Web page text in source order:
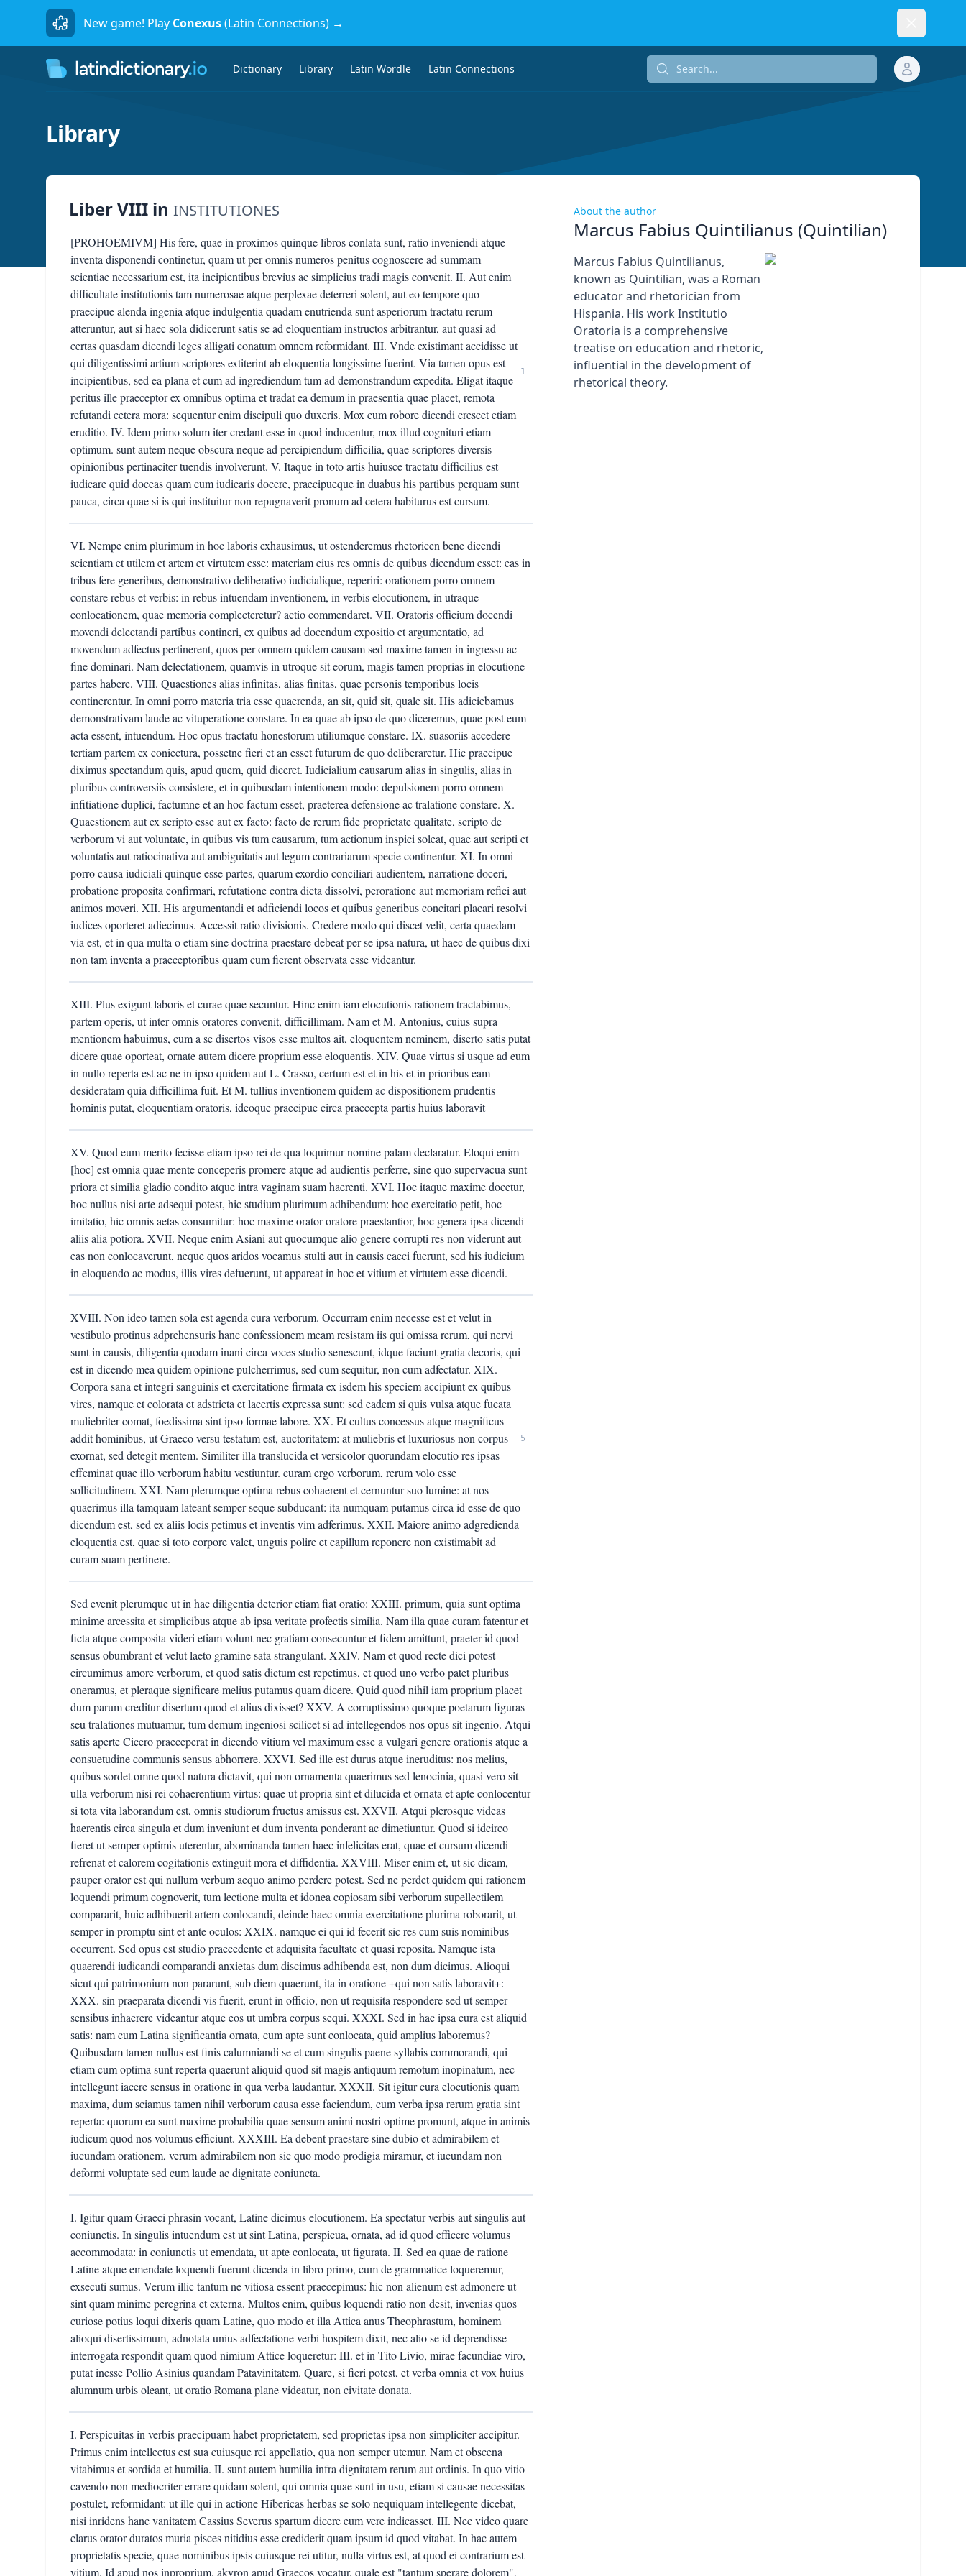
New game! Play Conexus(Latin Connections) →
Dictionary Library Latin Wordle Latin Connections Search...
Library
Liber VIII in INSTITUTIONES
[PROHOEMIVM] His fere, quae in proximos quinque libros conlata sunt, ratio inveniendi atque
inventa disponendi continetur, quam ut per omnis numeros penitus cognoscere ad summam
scientiae necessarium est, ita incipientibus brevius ac simplicius tradi magis convenit. II. Aut enim
difficultate institutionis tam numerosae atque perplexae deterreri solent, aut eo tempore quo
praecipue alenda ingenia atque indulgentia quadam enutrienda sunt asperiorum tractatu rerum
atteruntur, aut si haec sola didicerunt satis se ad eloquentiam instructos arbitrantur, aut quasi ad
certas quasdam dicendi leges alligati conatum omnem reformidant. III. Vnde existimant accidisse ut
qui diligentissimi artium scriptores extiterint ab eloquentia longissime fuerint. Via tamen opus est
incipientibus, sed ea plana et cum ad ingrediendum tum ad demonstrandum expedita. Eligat itaque
peritus ille praeceptor ex omnibus optima et tradat ea demum in praesentia quae placet, remota
refutandi cetera mora: sequentur enim discipuli quo duxeris. Mox cum robore dicendi crescet etiam
eruditio. IV. Idem primo solum iter credant esse in quod inducentur, mox illud cognituri etiam
optimum. sunt autem neque obscura neque ad percipiendum difficilia, quae scriptores diversis
opinionibus pertinaciter tuendis involverunt. V. Itaque in toto artis huiusce tractatu difficilius est
iudicare quid doceas quam cum iudicaris docere, praecipueque in duabus his partibus perquam sunt
pauca, circa quae si is qui instituitur non repugnaverit pronum ad cetera habiturus est cursum.
1
VI. Nempe enim plurimum in hoc laboris exhausimus, ut ostenderemus rhetoricen bene dicendi
scientiam et utilem et artem et virtutem esse: materiam eius res omnis de quibus dicendum esset: eas in
tribus fere generibus, demonstrativo deliberativo iudicialique, reperiri: orationem porro omnem
constare rebus et verbis: in rebus intuendam inventionem, in verbis elocutionem, in utraque
conlocationem, quae memoria complecteretur? actio commendaret. VII. Oratoris officium docendi
movendi delectandi partibus contineri, ex quibus ad docendum expositio et argumentatio, ad
movendum adfectus pertinerent, quos per omnem quidem causam sed maxime tamen in ingressu ac
fine dominari. Nam delectationem, quamvis in utroque sit eorum, magis tamen proprias in elocutione
partes habere. VIII. Quaestiones alias infinitas, alias finitas, quae personis temporibus locis
continerentur. In omni porro materia tria esse quaerenda, an sit, quid sit, quale sit. His adiciebamus
demonstrativam laude ac vituperatione constare. In ea quae ab ipso de quo diceremus, quae post eum
acta essent, intuendum. Hoc opus tractatu honestorum utiliumque constare. IX. suasoriis accedere
tertiam partem ex coniectura, possetne fieri et an esset futurum de quo deliberaretur. Hic praecipue
diximus spectandum quis, apud quem, quid diceret. Iudicialium causarum alias in singulis, alias in
pluribus controversiis consistere, et in quibusdam intentionem modo: depulsionem porro omnem
infitiatione duplici, factumne et an hoc factum esset, praeterea defensione ac tralatione constare. X.
Quaestionem aut ex scripto esse aut ex facto: facto de rerum fide proprietate qualitate, scripto de
verborum vi aut voluntate, in quibus vis tum causarum, tum actionum inspici soleat, quae aut scripti et
voluntatis aut ratiocinativa aut ambiguitatis aut legum contrariarum specie continentur. XI. In omni
porro causa iudiciali quinque esse partes, quarum exordio conciliari audientem, narratione doceri,
probatione proposita confirmari, refutatione contra dicta dissolvi, peroratione aut memoriam refici aut
animos moveri. XII. His argumentandi et adficiendi locos et quibus generibus concitari placari resolvi
iudices oporteret adiecimus. Accessit ratio divisionis. Credere modo qui discet velit, certa quaedam
via est, et in qua multa o etiam sine doctrina praestare debeat per se ipsa natura, ut haec de quibus dixi
non tam inventa a praeceptoribus quam cum fierent observata esse videantur.
XIII. Plus exigunt laboris et curae quae secuntur. Hinc enim iam elocutionis rationem tractabimus,
partem operis, ut inter omnis oratores convenit, difficillimam. Nam et M. Antonius, cuius supra
mentionem habuimus, cum a se disertos visos esse multos ait, eloquentem neminem, diserto satis putat
dicere quae oporteat, ornate autem dicere proprium esse eloquentis. XIV. Quae virtus si usque ad eum
in nullo reperta est ac ne in ipso quidem aut L. Crasso, certum est et in his et in prioribus eam
desideratam quia difficillima fuit. Et M. tullius inventionem quidem ac dispositionem prudentis
hominis putat, eloquentiam oratoris, ideoque praecipue circa praecepta partis huius laboravit
XV. Quod eum merito fecisse etiam ipso rei de qua loquimur nomine palam declaratur. Eloqui enim
[hoc] est omnia quae mente conceperis promere atque ad audientis perferre, sine quo supervacua sunt
priora et similia gladio condito atque intra vaginam suam haerenti. XVI. Hoc itaque maxime docetur,
hoc nullus nisi arte adsequi potest, hic studium plurimum adhibendum: hoc exercitatio petit, hoc
imitatio, hic omnis aetas consumitur: hoc maxime orator oratore praestantior, hoc genera ipsa dicendi
aliis alia potiora. XVII. Neque enim Asiani aut quocumque alio genere corrupti res non viderunt aut
eas non conlocaverunt, neque quos aridos vocamus stulti aut in causis caeci fuerunt, sed his iudicium
in eloquendo ac modus, illis vires defuerunt, ut appareat in hoc et vitium et virtutem esse dicendi.
XVIII. Non ideo tamen sola est agenda cura verborum. Occurram enim necesse est et velut in
vestibulo protinus adprehensuris hanc confessionem meam resistam iis qui omissa rerum, qui nervi
sunt in causis, diligentia quodam inani circa voces studio senescunt, idque faciunt gratia decoris, qui
est in dicendo mea quidem opinione pulcherrimus, sed cum sequitur, non cum adfectatur. XIX.
Corpora sana et integri sanguinis et exercitatione firmata ex isdem his speciem accipiunt ex quibus
vires, namque et colorata et adstricta et lacertis expressa sunt: sed eadem si quis vulsa atque fucata
muliebriter comat, foedissima sint ipso formae labore. XX. Et cultus concessus atque magnificus
addit hominibus, ut Graeco versu testatum est, auctoritatem: at muliebris et luxuriosus non corpus
exornat, sed detegit mentem. Similiter illa translucida et versicolor quorundam elocutio res ipsas
effeminat quae illo verborum habitu vestiuntur. curam ergo verborum, rerum volo esse
sollicitudinem. XXI. Nam plerumque optima rebus cohaerent et cernuntur suo lumine: at nos
quaerimus illa tamquam lateant semper seque subducant: ita numquam putamus circa id esse de quo
dicendum est, sed ex aliis locis petimus et inventis vim adferimus. XXII. Maiore animo adgredienda
eloquentia est, quae si toto corpore valet, unguis polire et capillum reponere non existimabit ad
curam suam pertinere.
5
Sed evenit plerumque ut in hac diligentia deterior etiam fiat oratio: XXIII. primum, quia sunt optima
minime arcessita et simplicibus atque ab ipsa veritate profectis similia. Nam illa quae curam fatentur et
ficta atque composita videri etiam volunt nec gratiam consecuntur et fidem amittunt, praeter id quod
sensus obumbrant et velut laeto gramine sata strangulant. XXIV. Nam et quod recte dici potest
circumimus amore verborum, et quod satis dictum est repetimus, et quod uno verbo patet pluribus
oneramus, et pleraque significare melius putamus quam dicere. Quid quod nihil iam proprium placet
dum parum creditur disertum quod et alius dixisset? XXV. A corruptissimo quoque poetarum figuras
seu tralationes mutuamur, tum demum ingeniosi scilicet si ad intellegendos nos opus sit ingenio. Atqui
satis aperte Cicero praeceperat in dicendo vitium vel maximum esse a vulgari genere orationis atque a
consuetudine communis sensus abhorrere. XXVI. Sed ille est durus atque ineruditus: nos melius,
quibus sordet omne quod natura dictavit, qui non ornamenta quaerimus sed lenocinia, quasi vero sit
ulla verborum nisi rei cohaerentium virtus: quae ut propria sint et dilucida et ornata et apte conlocentur
si tota vita laborandum est, omnis studiorum fructus amissus est. XXVII. Atqui plerosque videas
haerentis circa singula et dum inveniunt et dum inventa ponderant ac dimetiuntur. Quod si idcirco
fieret ut semper optimis uterentur, abominanda tamen haec infelicitas erat, quae et cursum dicendi
refrenat et calorem cogitationis extinguit mora et diffidentia. XXVIII. Miser enim et, ut sic dicam,
pauper orator est qui nullum verbum aequo animo perdere potest. Sed ne perdet quidem qui rationem
loquendi primum cognoverit, tum lectione multa et idonea copiosam sibi verborum supellectilem
compararit, huic adhibuerit artem conlocandi, deinde haec omnia exercitatione plurima roborarit, ut
semper in promptu sint et ante oculos: XXIX. namque ei qui id fecerit sic res cum suis nominibus
occurrent. Sed opus est studio praecedente et adquisita facultate et quasi reposita. Namque ista
quaerendi iudicandi comparandi anxietas dum discimus adhibenda est, non dum dicimus. Alioqui
sicut qui patrimonium non pararunt, sub diem quaerunt, ita in oratione +qui non satis laboravit+:
XXX. sin praeparata dicendi vis fuerit, erunt in officio, non ut requisita respondere sed ut semper
sensibus inhaerere videantur atque eos ut umbra corpus sequi. XXXI. Sed in hac ipsa cura est aliquid
satis: nam cum Latina significantia ornata, cum apte sunt conlocata, quid amplius laboremus?
Quibusdam tamen nullus est finis calumniandi se et cum singulis paene syllabis commorandi, qui
etiam cum optima sunt reperta quaerunt aliquid quod sit magis antiquum remotum inopinatum, nec
intellegunt iacere sensus in oratione in qua verba laudantur. XXXII. Sit igitur cura elocutionis quam
maxima, dum sciamus tamen nihil verborum causa esse faciendum, cum verba ipsa rerum gratia sint
reperta: quorum ea sunt maxime probabilia quae sensum animi nostri optime promunt, atque in animis
iudicum quod nos volumus efficiunt. XXXIII. Ea debent praestare sine dubio et admirabilem et
iucundam orationem, verum admirabilem non sic quo modo prodigia miramur, et iucundam non
deformi voluptate sed cum laude ac dignitate coniuncta.
I. Igitur quam Graeci phrasin vocant, Latine dicimus elocutionem. Ea spectatur verbis aut singulis aut
coniunctis. In singulis intuendum est ut sint Latina, perspicua, ornata, ad id quod efficere volumus
accommodata: in coniunctis ut emendata, ut apte conlocata, ut figurata. II. Sed ea quae de ratione
Latine atque emendate loquendi fuerunt dicenda in libro primo, cum de grammatice loqueremur,
exsecuti sumus. Verum illic tantum ne vitiosa essent praecepimus: hic non alienum est admonere ut
sint quam minime peregrina et externa. Multos enim, quibus loquendi ratio non desit, invenias quos
curiose potius loqui dixeris quam Latine, quo modo et illa Attica anus Theophrastum, hominem
alioqui disertissimum, adnotata unius adfectatione verbi hospitem dixit, nec alio se id deprendisse
interrogata respondit quam quod nimium Attice loqueretur: III. et in Tito Livio, mirae facundiae viro,
putat inesse Pollio Asinius quandam Patavinitatem. Quare, si fieri potest, et verba omnia et vox huius
alumnum urbis oleant, ut oratio Romana plane videatur, non civitate donata.
I. Perspicuitas in verbis praecipuam habet proprietatem, sed proprietas ipsa non simpliciter accipitur.
Primus enim intellectus est sua cuiusque rei appellatio, qua non semper utemur. Nam et obscena
vitabimus et sordida et humilia. II. sunt autem humilia infra dignitatem rerum aut ordinis. In quo vitio
cavendo non mediocriter errare quidam solent, qui omnia quae sunt in usu, etiam si causae necessitas
postulet, reformidant: ut ille qui in actione Hibericas herbas se solo nequiquam intellegente dicebat,
nisi inridens hanc vanitatem Cassius Severus spartum dicere eum vere indicasset. III. Nec video quare
clarus orator duratos muria pisces nitidius esse crediderit quam ipsum id quod vitabat. In hac autem
proprietatis specie, quae nominibus ipsis cuiusque rei utitur, nulla virtus est, at quod ei contrarium est
vitium. Id apud nos inproprium, akyron apud Graecos vocatur, quale est "tantum sperare dolorem",
About the author
Marcus Fabius Quintilianus (Quintilian)
Marcus Fabius Quintilianus,
known as Quintilian, was a Roman
educator and rhetorician from
Hispania. His work Institutio
Oratoria is a comprehensive
treatise on education and rhetoric,
influential in the development of
rhetorical theory.